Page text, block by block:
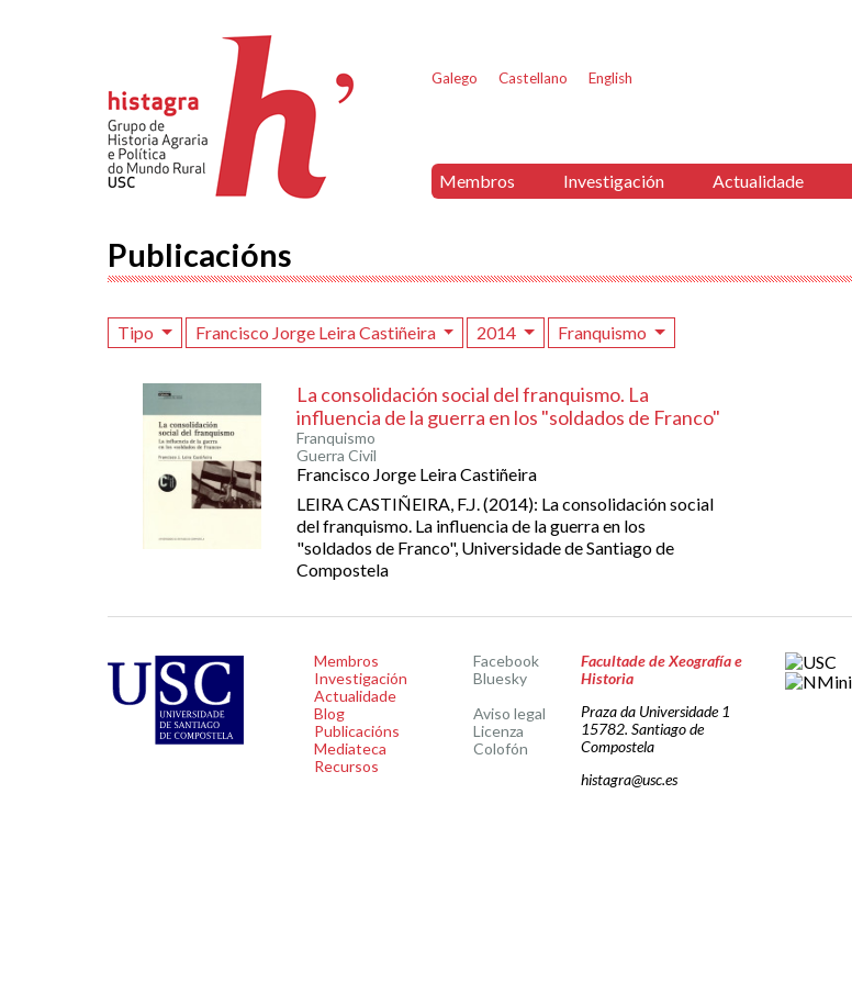
Galego Castellano English
Membros Investigación Actualidade
Publicacións
Tipo Francisco Jorge Leira Castiñeira 2014 Franquismo
La consolidación social del franquismo. La
influencia de la guerra en los "soldados de Franco"
Franquismo
Guerra Civil
Francisco Jorge Leira Castiñeira
LEIRA CASTIÑEIRA, F.J. (2014): La consolidación social
del franquismo. La influencia de la guerra en los
"soldados de Franco", Universidade de Santiago de
Compostela
Membros
Investigación
Actualidade
Blog
Publicacións
Mediateca
Recursos
Facebook
Bluesky
Aviso legal
Licenza
Colofón
Facultade de Xeografía e
Historia
Praza da Universidade 1
15782. Santiago de
Compostela
histagra@usc.es